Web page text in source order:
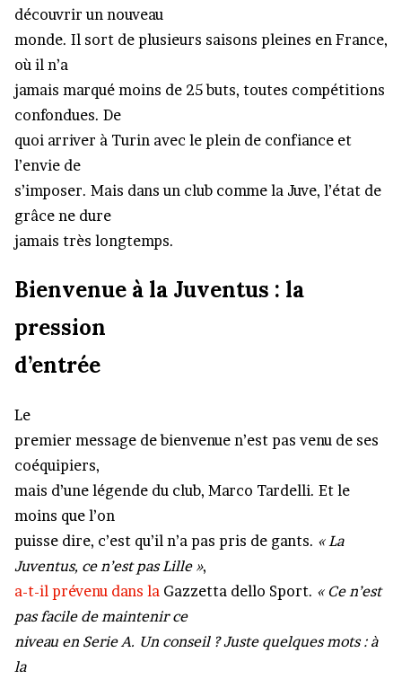
découvrir un nouveau
monde. Il sort de plusieurs saisons pleines en France,
où il n’a
jamais marqué moins de 25 buts, toutes compétitions
confondues. De
quoi arriver à Turin avec le plein de confiance et
l’envie de
s’imposer. Mais dans un club comme la Juve, l’état de
grâce ne dure
jamais très longtemps.
Bienvenue à la Juventus : la
pression
d’entrée
Le
premier message de bienvenue n’est pas venu de ses
coéquipiers,
mais d’une légende du club, Marco Tardelli. Et le
moins que l’on
puisse dire, c’est qu’il n’a pas pris de gants. « La
Juventus, ce n’est pas Lille »,
a-t-il prévenu dans la Gazzetta dello Sport. « Ce n’est
pas facile de maintenir ce
niveau en Serie A. Un conseil ? Juste quelques mots : à
la